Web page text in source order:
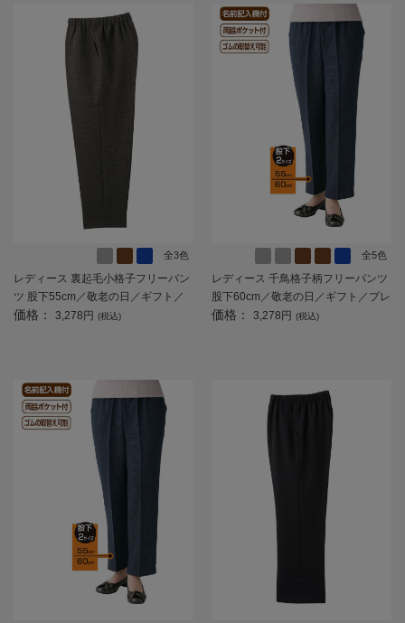
全3色
レディース 裏起毛小格子フリーパン
ツ 股下55cm／敬老の日／ギフト／
プレゼント 【CF】
価格： 3,278円 (税込)
全5色
レディース 千鳥格子柄フリーパンツ
股下60cm／敬老の日／ギフト／プレ
ゼント 【CF】
価格： 3,278円 (税込)